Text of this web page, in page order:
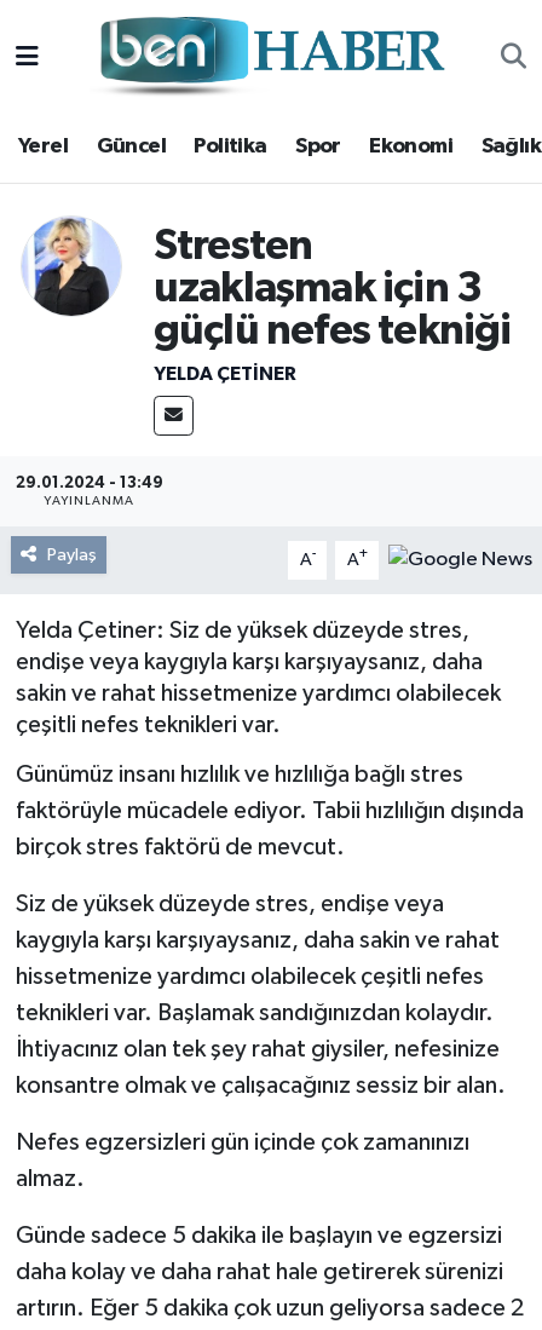
Yerel Güncel Politika Spor Ekonomi Sağlık
Stresten
uzaklaşmak için 3
güçlü nefes tekniği
YELDA ÇETİNER
29.01.2024 - 13:49
YAYINLANMA
Paylaş A- A+
Yelda Çetiner: Siz de yüksek düzeyde stres,
endişe veya kaygıyla karşı karşıyaysanız, daha
sakin ve rahat hissetmenize yardımcı olabilecek
çeşitli nefes teknikleri var.
Günümüz insanı hızlılık ve hızlılığa bağlı stres
faktörüyle mücadele ediyor. Tabii hızlılığın dışında
birçok stres faktörü de mevcut.
Siz de yüksek düzeyde stres, endişe veya
kaygıyla karşı karşıyaysanız, daha sakin ve rahat
hissetmenize yardımcı olabilecek çeşitli nefes
teknikleri var. Başlamak sandığınızdan kolaydır.
İhtiyacınız olan tek şey rahat giysiler, nefesinize
konsantre olmak ve çalışacağınız sessiz bir alan.
Nefes egzersizleri gün içinde çok zamanınızı
almaz.
Günde sadece 5 dakika ile başlayın ve egzersizi
daha kolay ve daha rahat hale getirerek sürenizi
artırın. Eğer 5 dakika çok uzun geliyorsa sadece 2
Yerel
Güncel
Politika
Spor
Röportajlar
Hava Durumu
Trafik Durumu
Süper Lig Puan Durumu ve Fikstür
Tüm Manşetler
Son Dakika Haberleri
Haber Arşivi